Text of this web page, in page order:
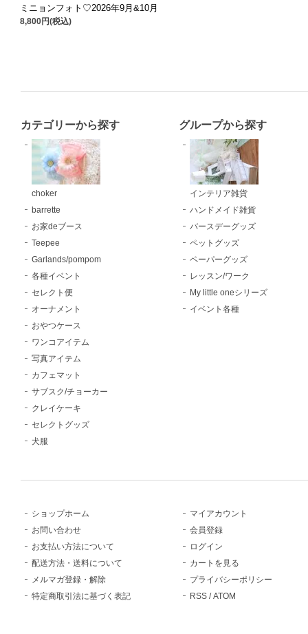
ミニョンフォト♡2026年9月&10月
8,800円(税込)
カテゴリーから探す
choker
barrette
お家deブース
Teepee
Garlands/pompom
各種イベント
セレクト便
オーナメント
おやつケース
ワンコアイテム
写真アイテム
カフェマット
サブスク/チョーカー
クレイケーキ
セレクトグッズ
犬服
グループから探す
インテリア雑貨
ハンドメイド雑貨
バースデーグッズ
ペットグッズ
ペーパーグッズ
レッスン/ワーク
My little oneシリーズ
イベント各種
ショップホーム
お問い合わせ
お支払い方法について
配送方法・送料について
メルマガ登録・解除
特定商取引法に基づく表記
マイアカウント
会員登録
ログイン
カートを見る
プライバシーポリシー
RSS /ATOM